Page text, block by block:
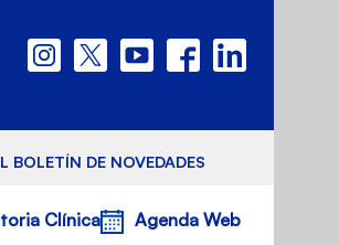
BOLETÍN DE NOVEDADES
Clínica Agenda Web